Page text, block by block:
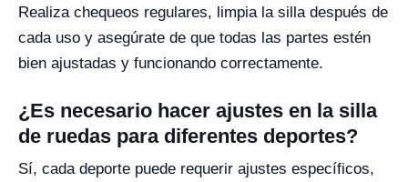
Realiza chequeos regulares, limpia la silla después de
cada uso y asegúrate de que todas las partes estén
bien ajustadas y funcionando correctamente.
¿Es necesario hacer ajustes en la silla
de ruedas para diferentes deportes?
Sí, cada deporte puede requerir ajustes específicos,